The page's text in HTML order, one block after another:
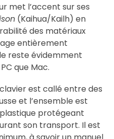
met l’accent sur ses
(Kaihua/Kailh) en
des matériaux
entièrement
reste évidemment
que Mac.
est callé entre des
et l’ensemble est
protégeant
son transport. Il est